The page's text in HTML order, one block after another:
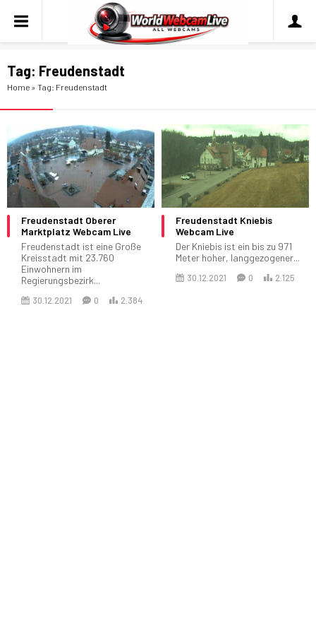
Tag: Freudenstadt
Home » Tag: Freudenstadt
Freudenstadt Oberer
Marktplatz Webcam Live
Freudenstadt ist eine Große
Kreisstadt mit 23.760
Einwohnern im
Regierungsbezirk...
30.12.2021 0 2.384
Freudenstadt Kniebis
Webcam Live
Der Kniebis ist ein bis zu 971
Meter hoher, langgezogener...
30.12.2021 0 2.125